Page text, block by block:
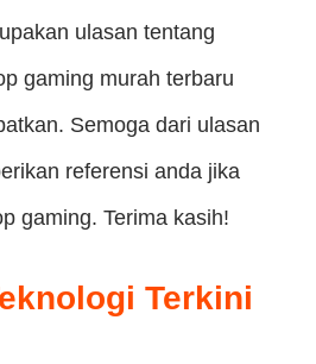
ulasan tentang
gaming murah terbaru
Semoga dari ulasan
referensi anda jika
gaming. Terima kasih!
Terkini